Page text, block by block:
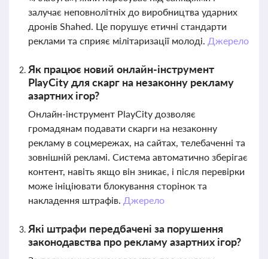
залучає неповнолітніх до виробництва ударних
дронів Shahed. Це порушує етичні стандарти
реклами та сприяє мілітаризації молоді. Джерело
Як працює новий онлайн-інструмент
PlayCity для скарг на незаконну рекламу
азартних ігор?
Онлайн-інструмент PlayCity дозволяє
громадянам подавати скарги на незаконну
рекламу в соцмережах, на сайтах, телебаченні та
зовнішній рекламі. Система автоматично зберігає
контент, навіть якщо він зникає, і після перевірки
може ініціювати блокування сторінок та
накладення штрафів. Джерело
Які штрафи передбачені за порушення
законодавства про рекламу азартних ігор?